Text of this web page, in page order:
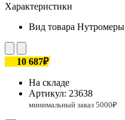
Характеристики
Вид товара Нутромеры
10 687₽
На складе
Артикул: 23638